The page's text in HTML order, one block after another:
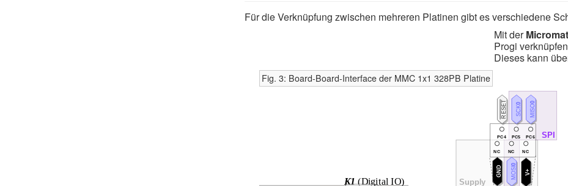
Für die Verknüpfung zwischen mehreren Platinen gibt es verschiedene
Mit der
Progi
Dieses kann
Fig. 3: Board-Board-Interface der MMC 1x1 328PB Platine